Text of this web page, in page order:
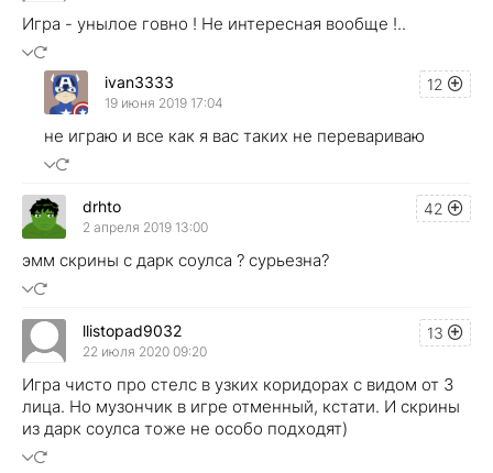
Игра - унылое говно ! Не интересная вообще !..
12
ivan3333
19 июня 2019 17:04
не играю и все как я вас таких не перевариваю
42
drhto
2 апреля 2019 13:00
эмм скрины с дарк соулса ? сурьезна?
13
llistopad9032
22 июля 2020 09:20
Игра чисто про стелс в узких коридорах с видом от 3
лица. Но музончик в игре отменный, кстати. И скрины
из дарк соулса тоже не особо подходят)